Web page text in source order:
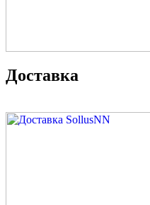
Доставка